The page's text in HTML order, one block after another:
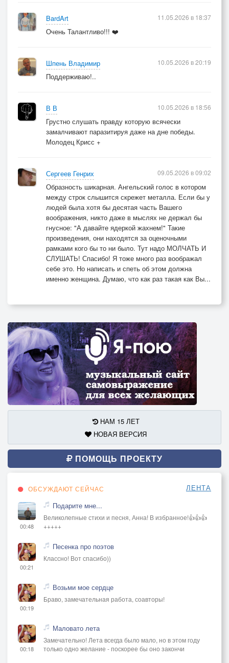
Наши пальцы друг в друга навеки вросли.
И пока сплетены с тобой в узел один,
BardArt
Очень Талантливо!!! ❤️
11.05.2026 в 18:37
Шпень Владимир
Поддерживаю!..
10.05.2026 в 20:19
В В
Грустно слушать правду которую всячески
замалчивают паразитируя даже на дне победы.
Молодец Крисс +
10.05.2026 в 18:56
Сергеев Генрих
Образность шикарная. Ангельский голос в котором
между строк слышится скрежет металла. Если бы у
людей была хотя бы десятая часть Вашего
воображения, никто даже в мыслях не держал бы
гнусное: "А давайте ядеркой жахнем!" Такие
произведения, они находятся за оценочными
рамками кого бы то ни было. Тут надо МОЛЧАТЬ И
СЛУШАТЬ! Спасибо! Я тоже много раз воображал
себе это. Но написать и спеть об этом должна
именно женщина. Думаю, что как раз такая как Вы...
09.05.2026 в 09:02
НАМ 15 ЛЕТ
НОВАЯ ВЕРСИЯ
ПОМОЩЬ ПРОЕКТУ
ОБСУЖДАЮТ СЕЙЧАС ЛЕНТА
00:48
Подарите мне...
Великолепные стихи и песня, Анна! В избранное!👍👍👍
+++++
00:21
Песенка про поэтов
Классно! Вот спасибо))
00:19
Возьми мое сердце
Браво, замечательная работа, соавторы!
00:18
Маловато лета
Замечательно! Лета всегда было мало, но в этом году
только одно желание - поскорее бы оно закончи